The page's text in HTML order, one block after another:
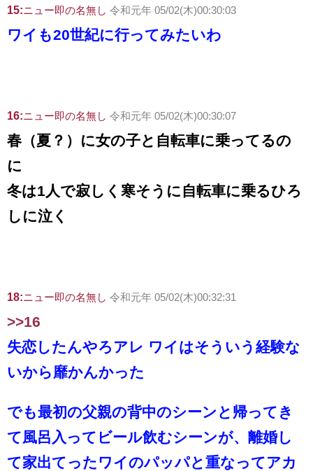
15:ニュー即の名無し 令和元年 05/02(木)00:30:03
ワイも20世紀に行ってみたいわ
16:ニュー即の名無し 令和元年 05/02(木)00:30:07
春（夏？）に女の子と自転車に乗ってるの
に
冬は1人で寂しく寒そうに自転車に乗るひろ
しに泣く
18:ニュー即の名無し 令和元年 05/02(木)00:32:31
>>16
失恋したんやろアレ ワイはそういう経験な
いから靡かんかった
でも最初の父親の背中のシーンと帰ってき
て風呂入ってビール飲むシーンが、離婚し
て家出てったワイのパッパと重なってアカ